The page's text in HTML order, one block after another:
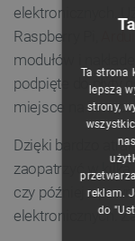
elektronicznych.
Raspberry Pi,
modułów i
podpięte do płyty
miejsce na inne
Dzięki bardzo
zaopatrzyć w
czy później z
elektronicznych.
Ta strona
lepszą
strony,
reklam.
do